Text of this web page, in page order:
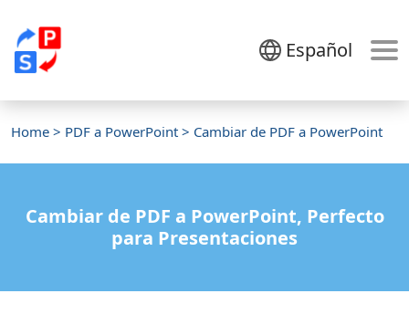
Español
Home > PDF a PowerPoint > Cambiar de PDF a PowerPoint
Cambiar de PDF a PowerPoint, Perfecto
para Presentaciones